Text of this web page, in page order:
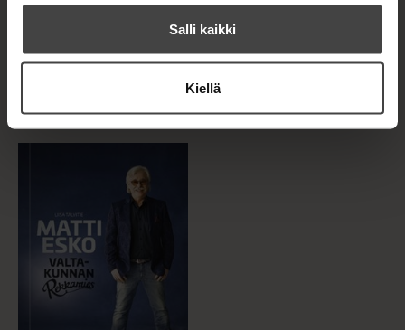
Salli kaikki
Kiellä
HILKKA AHDE,
ILU